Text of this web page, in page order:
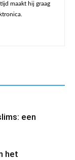
maakt hij graag
een
het